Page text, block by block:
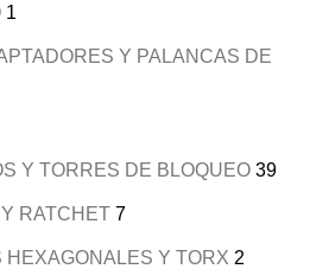
1
Y PALANCAS DE
Y TORRES DE BLOQUEO 39
RATCHET 7
Y TORX 2